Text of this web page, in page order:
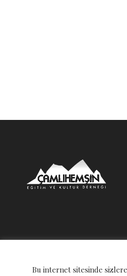
Bu internet sitesinde